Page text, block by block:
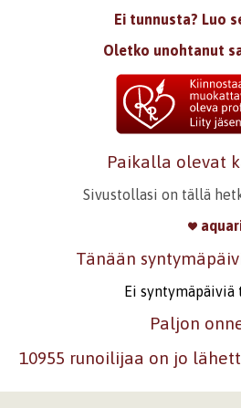
Ei tunnusta? Luo
Oletko unohtanut
Paikalla olevat
Sivustollasi on tällä
Tänään
Ei syntymäpäiviä
Paljon
10955 runoilijaa on jo